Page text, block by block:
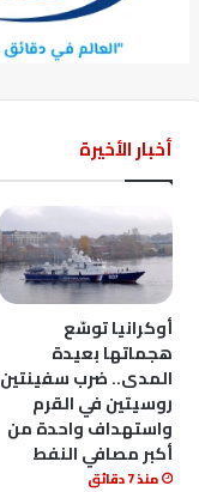
أخبار الأخيرة
أوكرانيا توسّع
هجماتها بعيدة
المدى.. ضرب سفينتين
روسيتين في القرم
واستهداف واحدة من
أكبر مصافي النفط
منذ 7 دقائق